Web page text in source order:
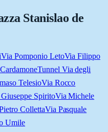
Stanislao de
Via Pomponio LetoVia Filippo
Tunnel Via degli
TelesioVia Rocco
SpiritoVia Michele
CollettaVia Pasquale
Umile